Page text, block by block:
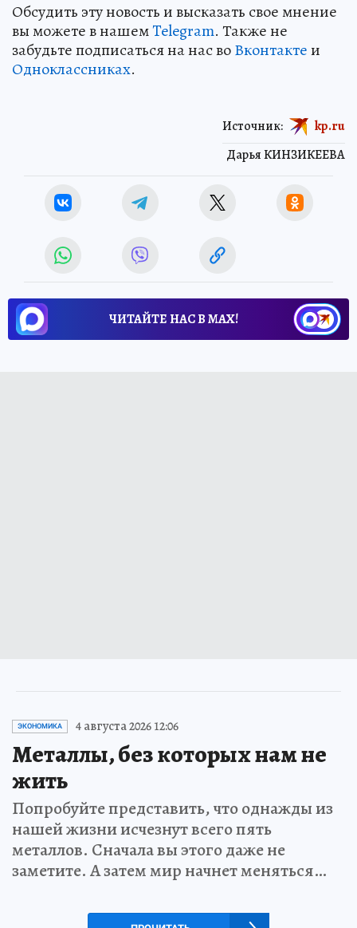
Обсудить эту новость и высказать свое мнение
вы можете в нашемTelegram. Также не
забудьте подписаться на нас воВконтактеи
Одноклассниках.
Дарья КИНЗИКЕЕВА
Источник: kp.ru
ЧИТАЙТЕ НАС В МАХ!
ЭКОНОМИКА 4 августа 2026 12:06
Металлы, без которых нам не
жить
Попробуйте представить, что однажды из
нашей жизни исчезнут всего пять
металлов. Сначала вы этого даже не
заметите. А затем мир начнет меняться…